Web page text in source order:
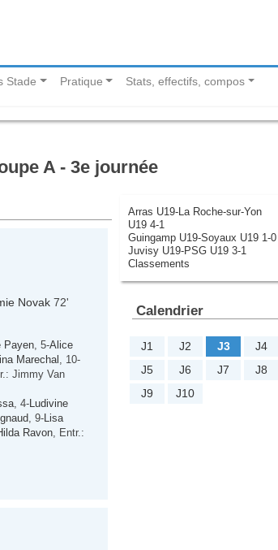
Stade Pratique Stats, effectifs, compos
A - 3e journée
Arras U19-La Roche-sur-Yon
U19 4-1
Guingamp U19-Soyaux U19 1-0
Juvisy U19-PSG U19 3-1
Classements
Novak 72'
Payen , 5-Alice
Marechal
, 10-
Jimmy Van
, 4- Ludivine
, 9- Lisa
Ravon , Entr.:
Calendrier
J1 J2 J3
J4
J5
J6 J7
J8
J9
J10